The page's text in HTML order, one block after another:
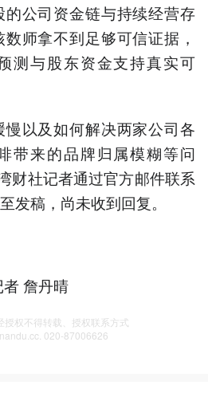
公司资金链与持续经营存
师拿不到足够可信证据，
测与股东资金支持真实可
以及如何解决两家公司各
带来的品牌归属模糊等问
财社记者通过官方邮件联系
发稿，尚未收到回复。
者 詹丹晴
授权不得转载、授权联系方式
020-87006626